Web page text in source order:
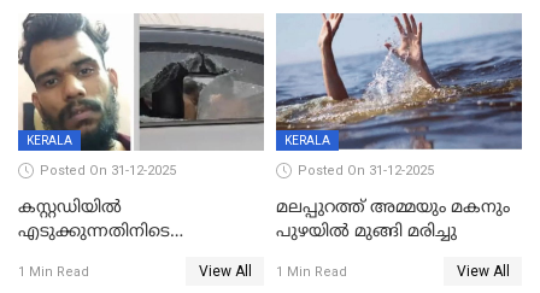
KERALA
Posted On 31-12-2025
കസ്റ്റഡിയിൽ
എടുക്കുന്നതിനിടെ
വധശ്രമക്കേസ് പ്രതി പിടിയിൽ
1 Min Read View All
KERALA
Posted On 31-12-2025
മലപ്പുറത്ത് അമ്മയും മകനും
പുഴയിൽ മുങ്ങി മരിച്ചു
1 Min Read View All